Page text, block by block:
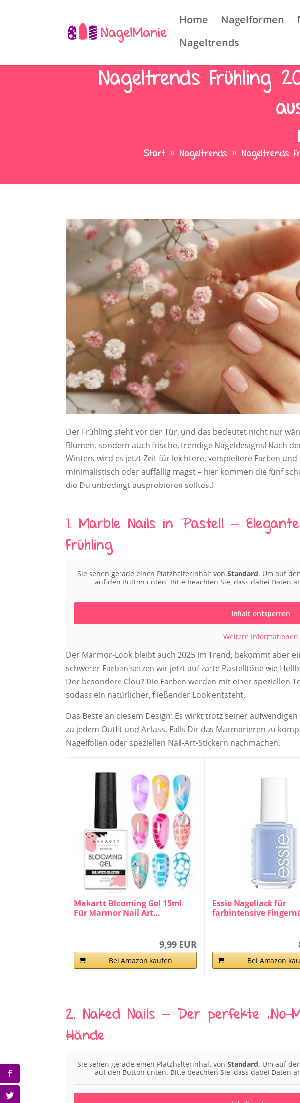
Home Nagelformen
Nageltrends
Nageltrends Frühling
Start Nageltrends Nageltrends
Der Frühling steht vor der Tür, und das bedeutet nicht nur
Blumen, sondern auch frische, trendige Nageldesigns! Nach
Winters wird es jetzt Zeit für leichtere, verspieltere Farben und
minimalistisch oder auffällig magst – hier kommen die fünf
die Du unbedingt ausprobieren solltest!
1. Marble Nails in Pastell –
Frühling
Sie sehen gerade einen Platzhalterinhalt vonStandard. Um auf
auf den Button unten. Bitte beachten Sie, dass dabei Daten
Inhalt entsperren
Weitere Informationen
Der Marmor-Look bleibt auch 2025 im Trend, bekommt aber
schwerer Farben setzen wir jetzt auf zarte Pastelltöne wie
Der besondere Clou? Die Farben werden mit einer speziellen
sodass ein natürlicher, fließender Look entsteht.
Das Beste an diesem Design: Es wirkt trotz seiner
zu jedem Outfit und Anlass. Falls Dir das Marmorieren zu
Nagelfolien oder speziellen Nail-Art-Stickern nachmachen.
Makartt Blooming Gel 15ml
Für Marmor Nail Art…
9,99 EUR
Bei Amazon kaufen
Essie Nagellack für
farbintensive
Bei Amazon
2. Naked Nails – Der perfekte „No-
Hände
Sie sehen gerade einen Platzhalterinhalt vonStandard. Um auf
auf den Button unten. Bitte beachten Sie, dass dabei Daten